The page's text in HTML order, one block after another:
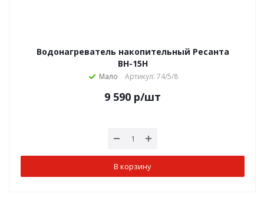
Водонагреватель накопительный Ресанта
ВН-15Н
Мало Артикул: 74/5/8
9 590 р/шт
В корзину